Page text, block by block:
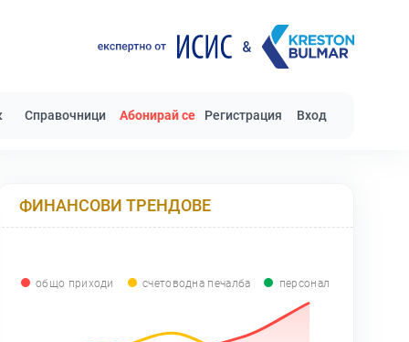
Справочници Абонирай се Регистрация Вход
ФИНАНСОВИ ТРЕНДОВЕ
общо приходи счетоводна печалба персонал